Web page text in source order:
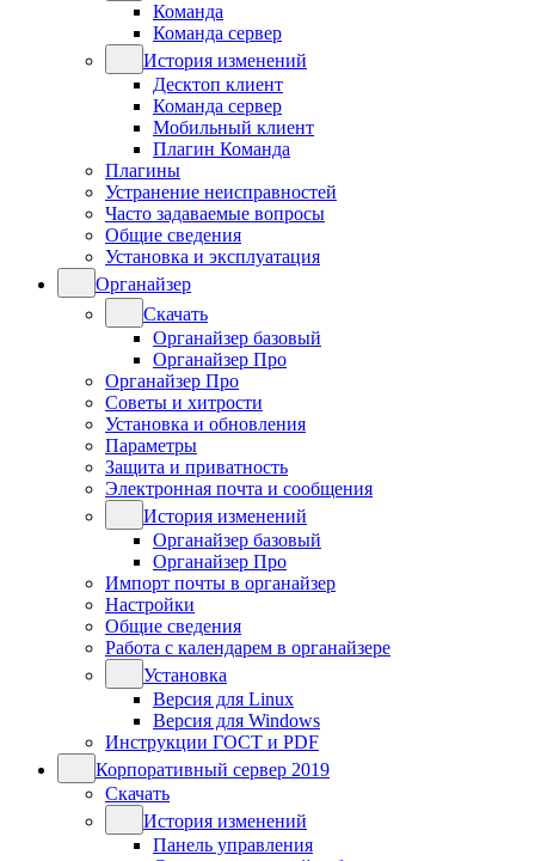
Команда
Команда сервер
История изменений
Десктоп клиент
Команда сервер
Мобильный клиент
Плагин Команда
Плагины
Устранение неисправностей
Часто задаваемые вопросы
Общие сведения
Установка и эксплуатация
Органайзер
Скачать
Органайзер базовый
Органайзер Про
Органайзер Про
Советы и хитрости
Установка и обновления
Параметры
Защита и приватность
Электронная почта и сообщения
История изменений
Органайзер базовый
Органайзер Про
Импорт почты в органайзер
Настройки
Общие сведения
Работа с календарем в органайзере
Установка
Версия для Linux
Версия для Windows
Инструкции ГОСТ и PDF
Корпоративный сервер 2019
Скачать
История изменений
Панель управления